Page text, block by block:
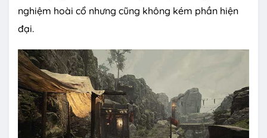
nghiệm hoài cổ nhưng cũng không kém phần hiện
đại.